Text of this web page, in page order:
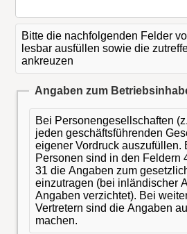
Bitte die nachfolgenden Felder
lesbar ausfüllen sowie die
ankreuzen
Angaben zum
Bei Personengesellschaften
jeden geschäftsführenden
eigener Vordruck auszufüllen.
Personen sind in den Feldern
31 die Angaben zum
einzutragen (bei inländischer
Angaben verzichtet). Bei
Vertretern sind die Angaben
machen.